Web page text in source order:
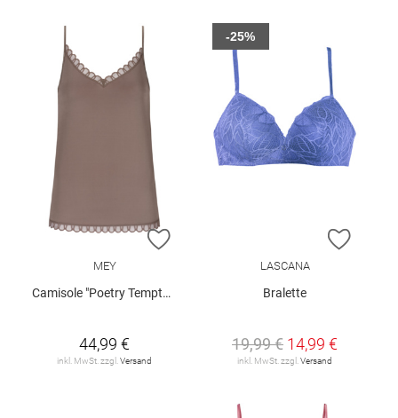
ZUR WUNSCHLISTE HINZUFÜGEN
MEY
Camisole "Poetry Temptation"
44,99 €
inkl. MwSt. zzgl. Versand
ZUR
LASCANA
Bralette
19,99 € 14,99 €
inkl. MwSt. zzgl. Versand
-25%